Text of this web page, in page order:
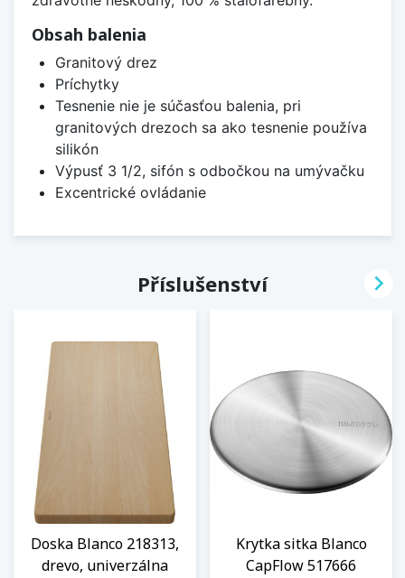
Obsah balenia
Granitový drez
Príchytky
Tesnenie nie je súčasťou balenia, pri
granitových drezoch sa ako tesnenie používa
silikón
Výpusť 3 1/2, sifón s odbočkou na umývačku
Excentrické ovládanie
Příslušenství
Doska Blanco 218313,
drevo, univerzálna
Krytka sitka Blanco
CapFlow 517666
